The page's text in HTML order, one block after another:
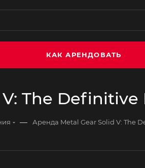
КАК АРЕНДОВАТЬ
The Definitive
— Аренда Metal Gear Solid V: The